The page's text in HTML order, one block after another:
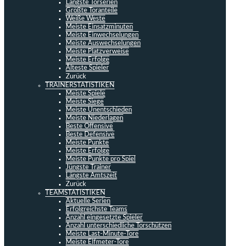
Längste Torserien
Größte Toranteile
Weiße Weste
Meiste Einsatzminuten
Meiste Einwechselungen
Meiste Auswechselungen
Meiste Platzverweise
Meiste Erfolge
Älteste Spieler
Zurück
TRAINERSTATISTIKEN
Meiste Spiele
Meiste Siege
Meiste Unentschieden
Meiste Niederlagen
Beste Offensive
Beste Defensive
Meiste Punkte
Meiste Erfolge
Meiste Punkte pro Spiel
Jüngste Trainer
Längste Amtszeit
Zurück
TEAMSTATISTIKEN
Aktuelle Serien
Erfolgreichste Teams
Anzahl eingesetzte Spieler
Anzahl unterschiedliche Torschützen
Meiste Last-Minute-Tore
Meiste Elfmeter-Tore